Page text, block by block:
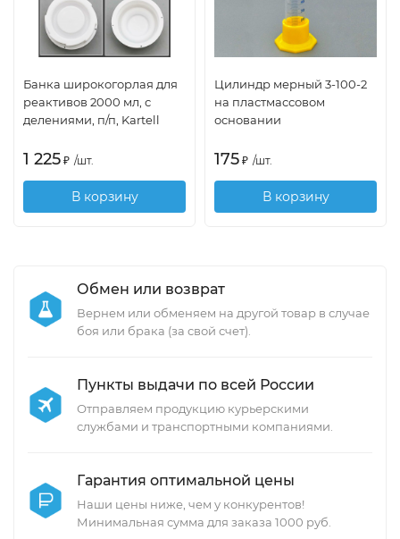
Банка широкогорлая для
реактивов 2000 мл, с
делениями, п/п, Kartell
1 225 ₽ /шт.
В корзину
Цилиндр мерный 3-100-2
на пластмассовом
основании
175 ₽ /шт.
В корзину
Обмен или возврат
Вернем или обменяем на другой товар в случае
боя или брака (за свой счет).
Пункты выдачи по всей России
Отправляем продукцию курьерскими
службами и транспортными компаниями.
Гарантия оптимальной цены
Наши цены ниже, чем у конкурентов!
Минимальная сумма для заказа 1000 руб.